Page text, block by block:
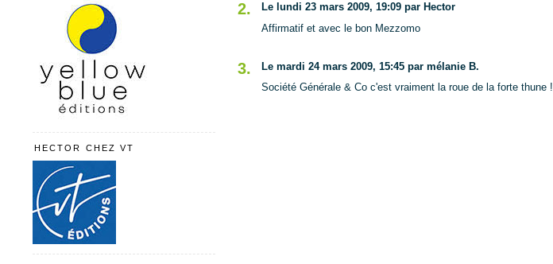
2.
Le lundi 23 mars 2009, 19:09 par Hector
Affirmatif et avec le bon Mezzomo
3.
Le mardi 24 mars 2009, 15:45 par mélanie B.
Société Générale & Co c'est vraiment la roue de la forte thune !
HECTOR CHEZ VT